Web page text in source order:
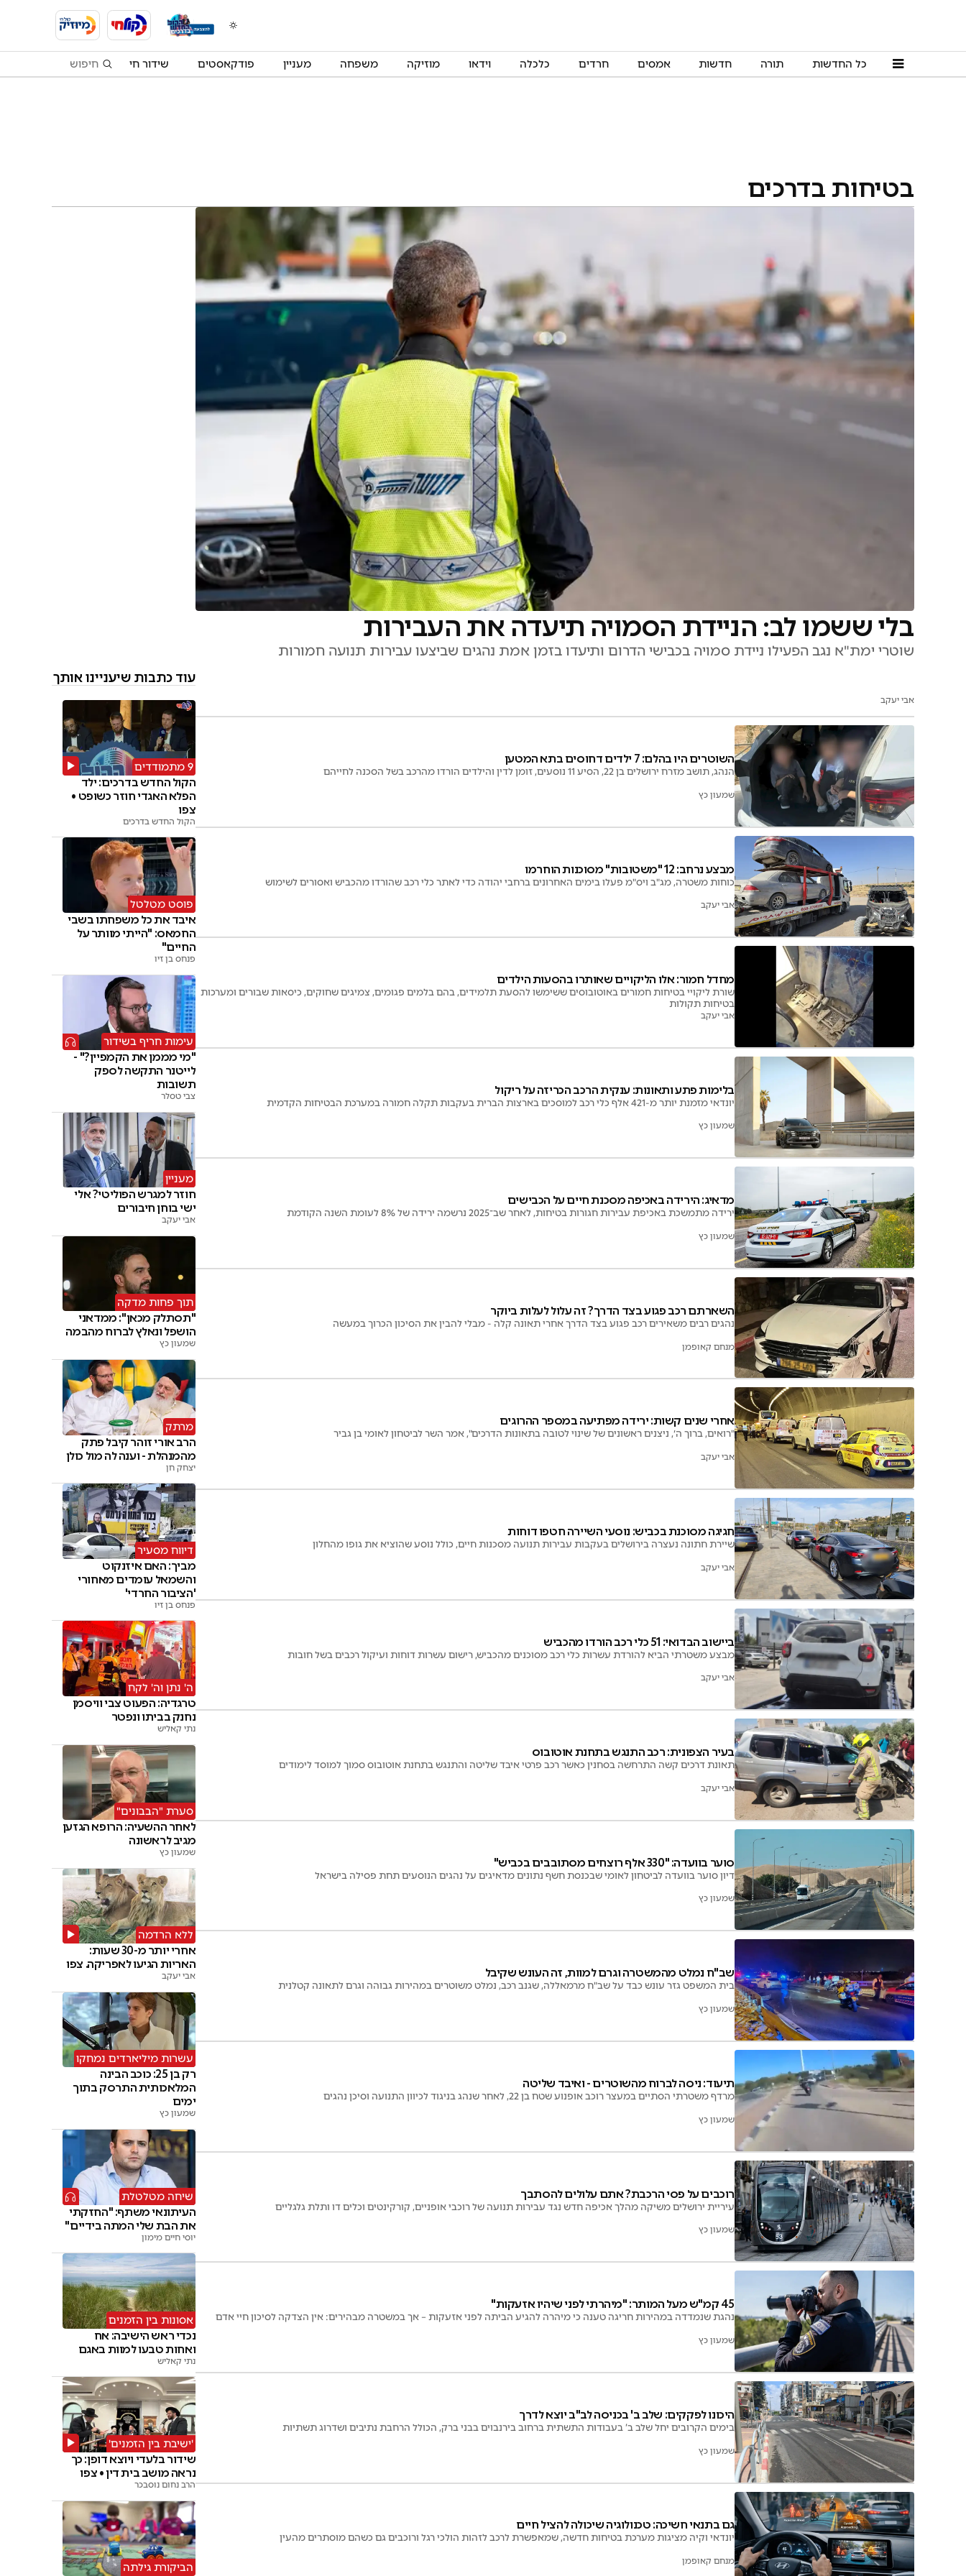
כל החדשות תורה חדשות אמסים חרדים כלכלה וידאו מוזיקה משפחה מעניין פודקאסטים שידור חי
בטיחות בדרכים
בלי ששמו לב: הניידת הסמויה תיעדה את העבירות
שוטרי ימת"א נגב הפעילו ניידת סמויה בכבישי הדרום ותיעדו בזמן אמת נהגים שביצעו עבירות תנועה חמורות
אבי יעקב
השוטרים היו בהלם: 7 ילדים דחוסים בתא המטען
הנהג, תושב מזרח ירושלים בן 22, הסיע 11 נוסעים, זומן לדין והילדים הורדו מהרכב בשל הסכנה לחייהם
שמעון כץ
מבצע נרחב: 12 "משטובות" מסוכנות הוחרמו
כוחות משטרה, מג"ב ויס"מ פעלו בימים האחרונים ברחבי יהודה כדי לאתר כלי רכב שהורדו מהכביש ואסורים לשימוש
אבי יעקב
מחדל חמור: אלו הליקויים שאותרו בהסעות הילדים
שורת ליקויי בטיחות חמורים באוטובוסים ששימשו להסעת תלמידים, בהם בלמים פגומים, צמיגים שחוקים, כיסאות שבורים ומערכות
בטיחות תקולות
אבי יעקב
בלימות פתע ותאונות: ענקית הרכב הכריזה על ריקול
יונדאי מזמנת יותר מ-421 אלף כלי רכב למוסכים בארצות הברית בעקבות תקלה חמורה במערכת הבטיחות הקדמית
שמעון כץ
מדאיג: הירידה באכיפה מסכנת חיים על הכבישים
ירידה מתמשכת באכיפת עבירות חגורות בטיחות, לאחר שב־2025 נרשמה ירידה של 8% לעומת השנה הקודמת
שמעון כץ
השארתם רכב פגוע בצד הדרך? זה עלול לעלות ביוקר
נהגים רבים משאירים רכב פגוע בצד הדרך אחרי תאונה קלה - מבלי להבין את הסיכון הכרוך במעשה
מנחם קאופמן
אחרי שנים קשות: ירידה מפתיעה במספר ההרוגים
"רואים, ברוך ה׳, ניצנים ראשונים של שינוי לטובה בתאונות הדרכים", אמר השר לביטחון לאומי בן גביר
אבי יעקב
חגיגה מסוכנת בכביש: נוסעי השיירה חטפו דוחות
שיירת חתונה נעצרה בירושלים בעקבות עבירות תנועה מסכנות חיים, כולל נוסע שהוציא את גופו מהחלון
אבי יעקב
ביישוב הבדואי: 51 כלי רכב הורדו מהכביש
מבצע משטרתי הביא להורדת עשרות כלי רכב מסוכנים מהכביש, רישום עשרות דוחות ועיקול רכבים בשל חובות
אבי יעקב
בעיר הצפונית: רכב התנגש בתחנת אוטובוס
תאונת דרכים קשה התרחשה בסחנין כאשר רכב פרטי איבד שליטה והתנגש בתחנת אוטובוס סמוך למוסד לימודים
אבי יעקב
סוער בוועדה: "330 אלף רוצחים מסתובבים בכביש"
דיון סוער בוועדה לביטחון לאומי שבכנסת חשף נתונים מדאיגים על נהגים הנוסעים תחת פסילה בישראל
שמעון כץ
שב"ח נמלט מהמשטרה וגרם למוות, זה העונש שקיבל
בית המשפט גזר עונש כבד על שב"ח מרמאללה, שגנב רכב, נמלט משוטרים במהירות גבוהה וגרם לתאונה קטלנית
שמעון כץ
תיעוד: ניסה לברוח מהשוטרים - ואיבד שליטה
מרדף משטרתי הסתיים במעצר רוכב אופנוע שטח בן 22, לאחר שנהג בניגוד לכיוון התנועה וסיכן נהגים
שמעון כץ
רוכבים על פסי הרכבת? אתם עלולים להסתבך
עיריית ירושלים משיקה מהלך אכיפה חדש נגד עבירות תנועה של רוכבי אופניים, קורקינטים וכלים דו ותלת גלגליים
שמעון כץ
45 קמ"ש מעל המותר: "מיהרתי לפני שיהיו אזעקות"
נהגת שנמדדה במהירות חריגה טענה כי מיהרה להגיע הביתה לפני אזעקות – אך במשטרה מבהירים: אין הצדקה לסיכון חיי אדם
שמעון כץ
היכונו לפקקים: שלב ב' בכניסה לב"ב יוצא לדרך
בימים הקרובים יחל שלב ב’ בעבודות התשתית ברחוב בירנבוים בבני ברק, הכולל הרחבת נתיבים ושדרוג תשתיות
שמעון כץ
גם בתנאי חשיכה: טכנולוגיה שיכולה להציל חיים
יונדאי וקיה מציגות מערכת בטיחות חדשה, שמאפשרת לרכב לזהות הולכי רגל ורוכבים גם כשהם מוסתרים מהעין
מנחם קאופמן
עוד כתבות שיעניינו אותך
9 מתמודדים
הקול החדש בדרכים: ילד
הפלא האגדי חוזר כשופט •
צפו
הקול החדש בדרכים
פוסט מטלטל
איבד את כל משפחתו בשבי
החמאס: "הייתי מוותר על
החיים"
פנחס בן זיו
עימות חריף בשידור
"מי מממן את הקמפיין?" -
לייטנר התקשה לספק
תשובות
צבי טסלר
מעניין
חוזר למגרש הפוליטי? אלי
ישי בוחן חיבורים
אבי יעקב
תוך פחות מדקה
"תסתלק מכאן": ממדאני
הושפל ונאלץ לברוח מהבמה
שמעון כץ
מרתק
הרב אורי זוהר קיבל פתק
מהמנהלת - וענה לה מול כולן
יצחק חן
דיווח מסעיר
מביך: האם איזנקוט
והשמאל עומדים מאחורי
'הציבור החרדי'
פנחס בן זיו
ה' נתן וה' לקח
טרגדיה: הפעוט צבי וויסמן
נחנק בביתו ונפטר
נתי קאליש
סערת "הבבונים"
לאחר ההשעיה: הרופא הגזען
מגיב לראשונה
שמעון כץ
ללא הרדמה
אחרי יותר מ-30 שעות:
האריות הגיעו לאפריקה. צפו
אבי יעקב
עשרות מיליארדים נמחקו
רק בן 25: כוכב הבינה
המלאכותית התרסק בתוך
ימים
שמעון כץ
שיחה מטלטלת
העיתונאי משתף: "החזקתי
את הבת שלי המתה בידיים"
יוסי חיים מימון
אסונות בין הזמנים
נכדי ראש הישיבה: אח
ואחות טבעו למוות באגם
נתי קאליש
'ישיבת בין הזמנים'
שידור בלעדי ויוצא דופן: כך
נראה מושב בית דין • צפו
הרב נחום נוסבכר
הביקורת גילתה